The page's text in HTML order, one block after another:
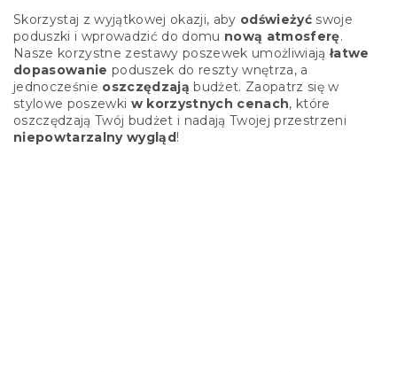
Skorzystaj z wyjątkowej okazji, aby odświeżyć swoje
poduszki i wprowadzić do domu nową atmosferę.
Nasze korzystne zestawy poszewek umożliwiająłatwe
dopasowanie poduszek do reszty wnętrza, a
jednocześnie oszczędzają budżet. Zaopatrz się w
stylowe poszewki w korzystnych cenach, które
oszczędzają Twój budżet i nadają Twojej przestrzeni
niepowtarzalny wygląd !